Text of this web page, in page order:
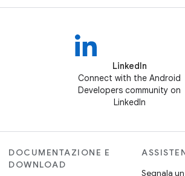
LinkedIn
Connect with the Android
Developers community on
LinkedIn
DOCUMENTAZIONE E
DOWNLOAD
Segnala